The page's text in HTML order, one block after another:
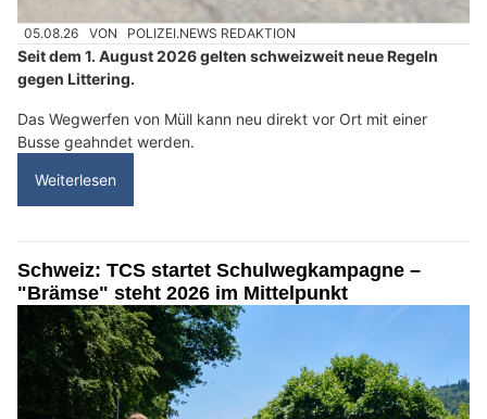
05.08.26 VON POLIZEI.NEWS REDAKTION
Seit dem 1. August 2026 gelten schweizweit neue Regeln
gegen Littering.
Das Wegwerfen von Müll kann neu direkt vor Ort mit einer
Busse geahndet werden.
Weiterlesen
Schweiz: TCS startet Schulwegkampagne –
"Brämse" steht 2026 im Mittelpunkt